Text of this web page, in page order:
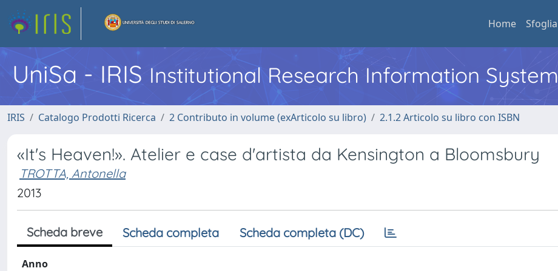
Home Sfoglia
UniSa - IRIS Institutional Research Information System
IRIS Catalogo Prodotti Ricerca 2 Contributo in volume (exArticolo su libro) 2.1.2 Articolo su libro con ISBN
«It's Heaven!». Atelier e case d'artista da Kensington a Bloomsbury
TROTTA, Antonella
2013
Scheda breve Scheda completa Scheda completa (DC)
Anno